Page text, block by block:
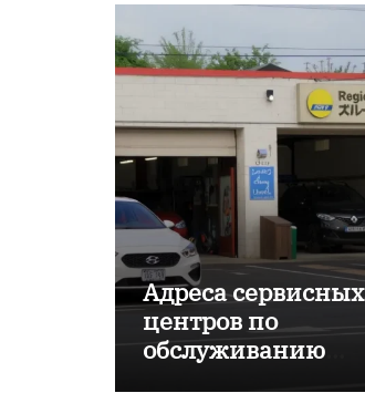
Адреса сервисных
центров по
обслуживанию